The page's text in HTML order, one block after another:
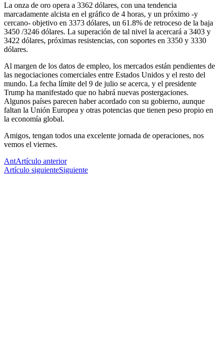
La onza de oro opera a 3362 dólares, con una tendencia
marcadamente alcista en el gráfico de 4 horas, y un próximo -y
cercano- objetivo en 3373 dólares, un 61.8% de retroceso de la baja
3450 /3246 dólares. La superación de tal nivel la acercará a 3403 y
3422 dólares, próximas resistencias, con soportes en 3350 y 3330
dólares.
Al margen de los datos de empleo, los mercados están pendientes de
las negociaciones comerciales entre Estados Unidos y el resto del
mundo. La fecha límite del 9 de julio se acerca, y el presidente
Trump ha manifestado que no habrá nuevas postergaciones.
Algunos países parecen haber acordado con su gobierno, aunque
faltan la Unión Europea y otras potencias que tienen peso propio en
la economía global.
Amigos, tengan todos una excelente jornada de operaciones, nos
vemos el viernes.
AntArtículo anterior
Artículo siguienteSiguiente